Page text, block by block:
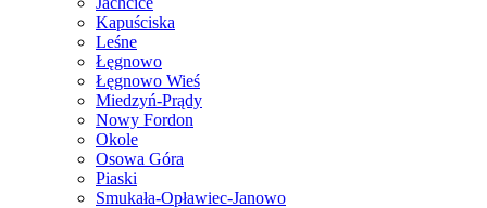
Kapuściska
Leśne
Łęgnowo
Łęgnowo Wieś
Miedzyń-Prądy
Nowy Fordon
Okole
Osowa Góra
Piaski
Smukała-Opławiec-Janowo